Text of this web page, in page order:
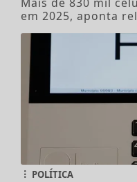
em 2025, aponta
POLÍTICA